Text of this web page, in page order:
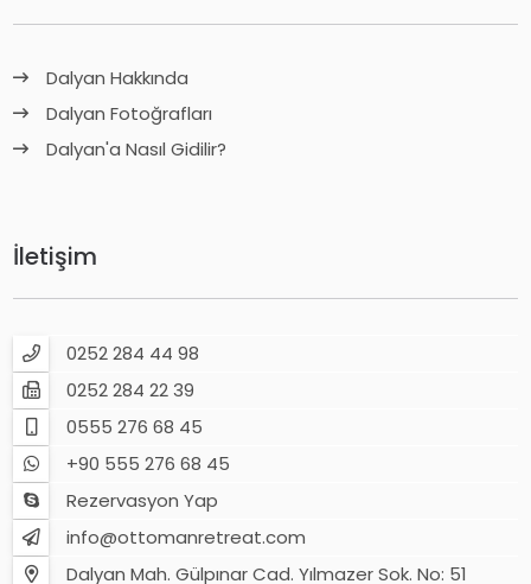
Dalyan Hakkında
Dalyan Fotoğrafları
Dalyan'a Nasıl Gidilir?
İletişim
0252 284 44 98
0252 284 22 39
0555 276 68 45
+90 555 276 68 45
Rezervasyon Yap
info@ottomanretreat.com
Dalyan Mah. Gülpınar Cad. Yılmazer Sok. No: 51